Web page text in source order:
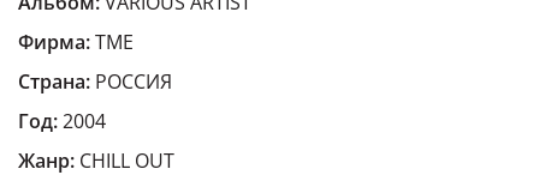
Фирма:TME
Страна: РОССИЯ
Год:2004
Жанр: CHILL OUT